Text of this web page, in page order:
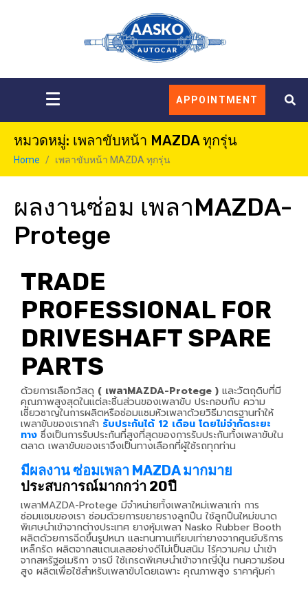
APPOINTMENT
หมวดหมู่: เพลาขับหน้า MAZDA ทุกรุ่น
Home เพลาขับหน้า MAZDA ทุกรุ่น
ผลงานซ่อม เพลาMAZDA-
Protege
TRADE
PROFESSIONAL FOR
DRIVESHAFT SPARE
PARTS
ด้วยการเลือกวัสดุ ( เพลาMAZDA-Protege ) และวัตถุดิบที่มี
คุณภาพสูงสุดในแต่ละชิ้นส่วนของเพลาขับ ประกอบกับ ความ
เชี่ยวชาญในการผลิตหรือซ่อมแซมหัวเพลาด้วยวิธีมาตรฐานทำให้
เพลาขับของเรากล้า รับประกันได้ 12 เดือน โดยไม่จำกัดระยะ
ทาง ซึ่งเป็นการรับประกันที่สูงที่สุดของการรับประกันทั้งเพลาขับใน
ตลาด เพลาขับของเราจึงเป็นทางเลือกที่ผู้ใช้รถทุกท่าน
มีผลงาน ซ่อมเพลา MAZDA มากมาย
ประสบการณ์มากกว่า 20ปี
เพลาMAZDA-Protege มีจำหน่ายทั้งเพลาใหม่เพลาเก่า การ
ซ่อมแซมของเรา ซ่อมด้วยการขยายรางลูกปืน ใช้ลูกปืนใหม่ขนาด
พิเศษนำเข้าจากต่างประเทศ ยางหุ้มเพลา Nasko Rubber Booth
ผลิตด้วยการฉีดขึ้นรูปหนา และทนทานเทียบเท่ายางจากศูนย์บริการ
เหล็กรัด ผลิตจากสแตนเลสอย่างดีไม่เป็นสนิม ไร้ความคม นำเข้า
จากสหรัฐอเมริกา จารบี ใช้เกรดพิเศษนำเข้าจากญี่ปุ่น ทนความร้อน
สูง ผลิตเพื่อใช้สำหรับเพลาขับโดยเฉพาะ คุณภาพสูง ราคาคุ้มค่า